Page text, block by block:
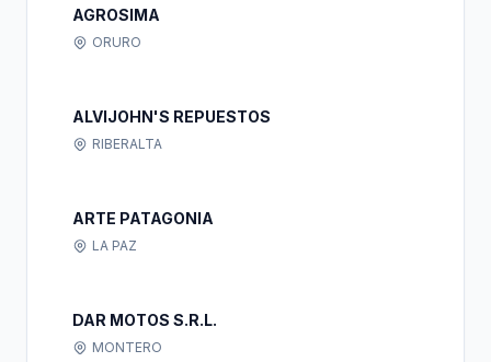
AGROSIMA
ORURO
ALVIJOHN'S REPUESTOS
RIBERALTA
ARTE PATAGONIA
LA PAZ
DAR MOTOS S.R.L.
MONTERO